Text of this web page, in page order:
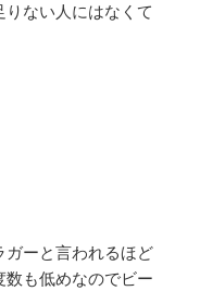
ない人にはなくて
ガーと言われるほど
も低めなのでビー